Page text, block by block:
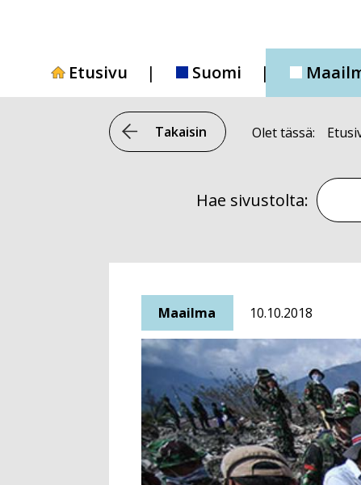
Etusivu
Suomi
Takaisin Olet tässä:
Hae sivustolta: Hae
Maailma 10.10.2018